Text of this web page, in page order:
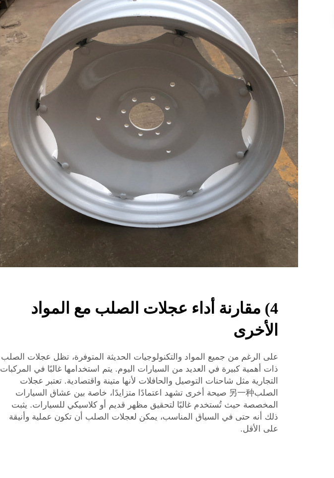
4) مقارنة أداء عجلات الصلب مع المواد
الأخرى
على الرغم من جميع المواد والتكنولوجيات الحديثة المتوفرة، تظل عجلات الصلب
ذات أهمية كبيرة في العديد من السيارات اليوم. يتم استخدامها غالبًا في المركبات
التجارية مثل شاحنات التوصيل والحافلات لأنها متينة واقتصادية. تعتبر عجلات
الصلب另一种 صيحة أخرى تشهد اعتمادًا متزايدًا، خاصة بين عشاق السيارات
المخصصة حيث تُستخدم غالبًا لتحقيق مظهر قديم أو كلاسيكي للسيارات. يثبت
ذلك أنه حتى في السياق المناسب، يمكن لعجلات الصلب أن تكون عملية وأنيقة
على الأقل.